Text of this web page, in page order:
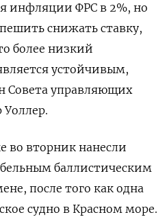
инфляции ФРС в 2%, но
снижать ставку,
более низкий
устойчивым,
Совета управляющих
Уоллер.
во вторник нанесли
баллистическим
после того как одна
судно в Красном море.